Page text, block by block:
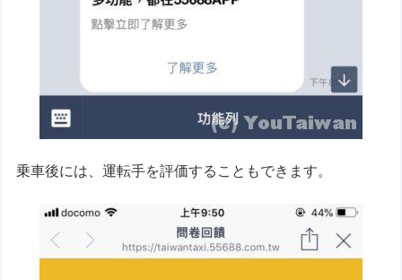
乗車後には、運転手を評価することもできます。